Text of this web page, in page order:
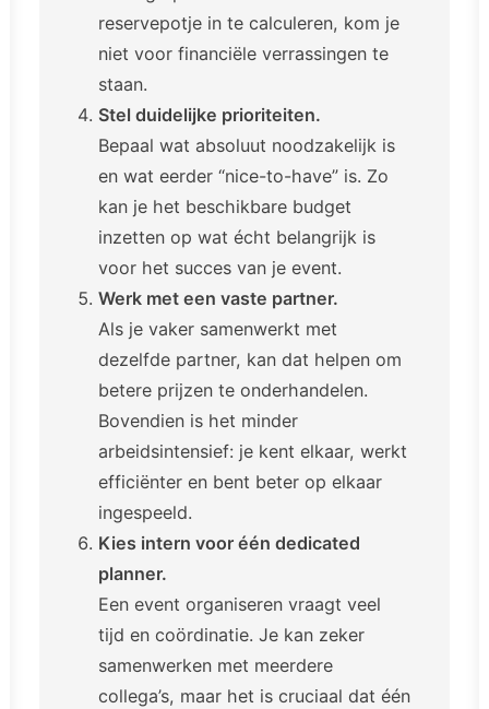
reservepotje in te calculeren, kom je
niet voor financiële verrassingen te
staan.
Stel duidelijke prioriteiten.
Bepaal wat absoluut noodzakelijk is
en wat eerder “nice-to-have” is. Zo
kan je het beschikbare budget
inzetten op wat écht belangrijk is
voor het succes van je event.
Werk met een vaste partner.
Als je vaker samenwerkt met
dezelfde partner, kan dat helpen om
betere prijzen te onderhandelen.
Bovendien is het minder
arbeidsintensief: je kent elkaar, werkt
efficiënter en bent beter op elkaar
ingespeeld.
Kies intern voor één dedicated
planner.
Een event organiseren vraagt veel
tijd en coördinatie. Je kan zeker
samenwerken met meerdere
collega’s, maar het is cruciaal dat één